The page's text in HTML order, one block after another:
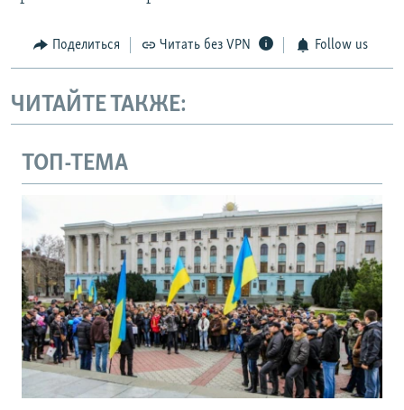
Поделиться Читать без VPN Follow us
ЧИТАЙТЕ ТАКЖЕ:
ТОП-ТЕМА